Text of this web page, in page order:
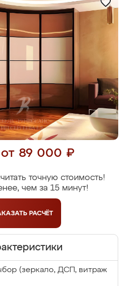
89 000 ₽
точную стоимость!
чем за 15 минут!
РАСЧЁТ
(зеркало, ДСП, витраж